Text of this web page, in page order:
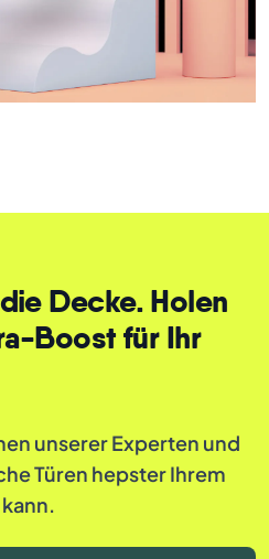
Decke. Holen
Boost für Ihr
unserer Experten und
Türen hepster Ihrem